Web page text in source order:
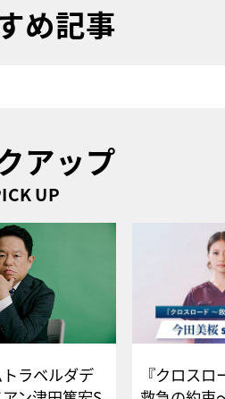
め記事
アップ
UP
トラベルダデ
『クロス